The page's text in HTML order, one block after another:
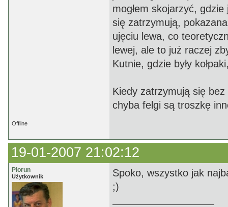
mogłem skojarzyć,
się zatrzymują,
ujęciu lewa, co
lewej, ale to już raczej
Kutnie, gdzie były
Kiedy zatrzymują się bez
chyba felgi są troszkę
Offline
19-01-2007 21:02:12
Piorun
Użytkownik
Spoko, wszystko jak
;)